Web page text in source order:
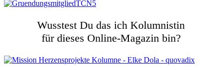
Wusstest Du das ich Kolumnistin
für dieses Online-Magazin bin?